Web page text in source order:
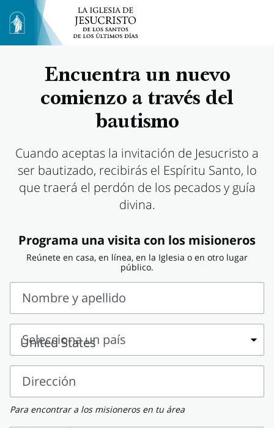
Encuentra un nuevo
comienzo a través del
bautismo
Cuando aceptas la invitación de Jesucristo a
ser bautizado, recibirás el Espíritu Santo, lo
que traerá el perdón de los pecados y guía
divina.
Programa una visita con los misioneros
Reúnete en casa, en línea, en la Iglesia o en otro lugar
público.
Nombre y apellido
Nombre
apellido
Selecciona un país
Selecciona
un
país
Dirección
Dirección
Para encontrar a los misioneros en tu área